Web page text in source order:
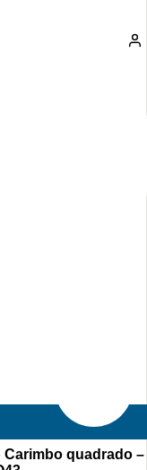
Carimbo quadrado –